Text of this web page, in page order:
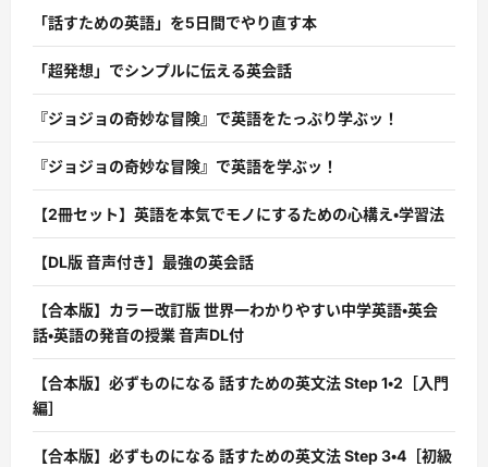
「話すための英語」を5日間でやり直す本
「超発想」でシンプルに伝える英会話
『ジョジョの奇妙な冒険』で英語をたっぷり学ぶッ！
『ジョジョの奇妙な冒険』で英語を学ぶッ！
【2冊セット】英語を本気でモノにするための心構え・学習法
【DL版 音声付き】最強の英会話
【合本版】カラー改訂版 世界一わかりやすい中学英語・英会
話・英語の発音の授業 音声DL付
【合本版】必ずものになる 話すための英文法 Step 1・2［入門
編］
【合本版】必ずものになる 話すための英文法 Step 3・4［初級